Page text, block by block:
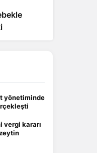
yönetiminde
vergi kararı